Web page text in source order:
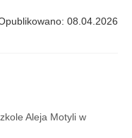
08.04.2026
Aleja Motyli w